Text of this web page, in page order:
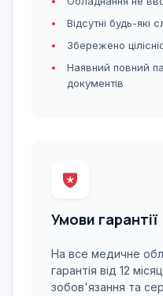
Відсутні будь-які
Збережено
Наявний повний
документів
Умови гарантії
На все медичне
гарантія від 12
зобов'язання та